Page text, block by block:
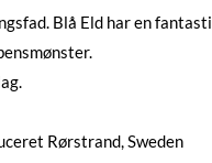
Blå Eld har en
Rørstrand, Sweden